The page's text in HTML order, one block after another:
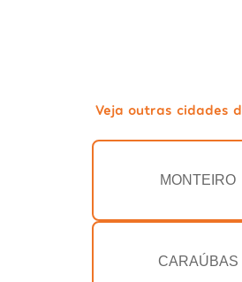
Veja outras cidades
MONTEIRO
CARAÚBAS